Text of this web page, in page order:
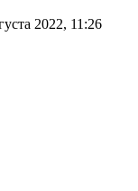
2022, 11:26